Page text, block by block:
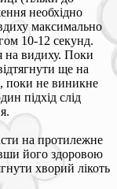
необхідно
максимально
10-12 секунд.
на видиху. Поки
ще на
поки не виникне
підхід слід
на протилежне
його здоровою
хворий лікоть